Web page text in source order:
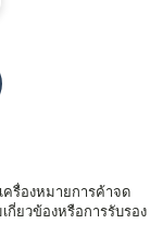
ครื่องหมายการค้าจด
กี่ยวข้องหรือการรับรอง